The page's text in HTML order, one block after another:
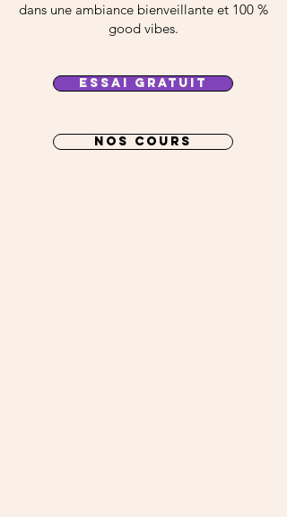
dans une ambiance bienveillante et 100 %
good vibes.
ESSAI GRATUIT
NOS COURS